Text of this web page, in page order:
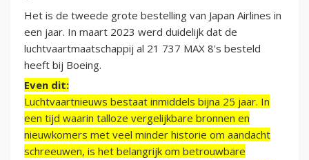
Het is de tweede grote bestelling van Japan Airlines in
een jaar. In maart 2023 werd duidelijk dat de
luchtvaartmaatschappij al 21 737 MAX 8's besteld
heeft bij Boeing.
Even dit:
Luchtvaartnieuws bestaat inmiddels bijna 25 jaar. In
een tijd waarin talloze vergelijkbare bronnen en
nieuwkomers met veel minder historie om aandacht
schreeuwen, is het belangrijk om betrouwbare